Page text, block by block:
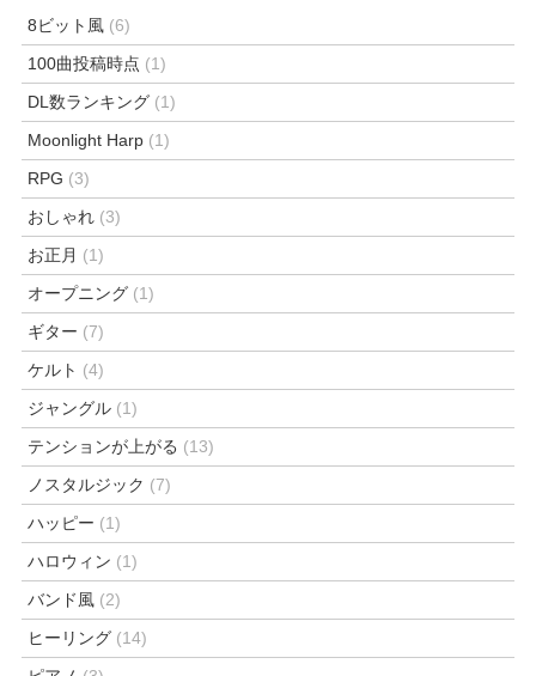
8ビット風 (6)
100曲投稿時点 (1)
DL数ランキング (1)
Moonlight Harp (1)
RPG (3)
おしゃれ (3)
お正月 (1)
オープニング (1)
ギター (7)
ケルト (4)
ジャングル (1)
テンションが上がる (13)
ノスタルジック (7)
ハッピー (1)
ハロウィン (1)
バンド風 (2)
ヒーリング (14)